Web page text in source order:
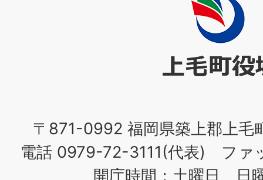
〒871-0992 福岡県築上郡上毛
電話 0979-72-3111(代表) ファ
開庁時間：土曜日、日